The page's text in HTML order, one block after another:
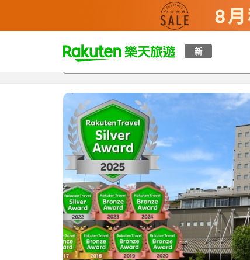
新
t
p
a
e
a
r
c
h
總覽客房與方案評語特點設施